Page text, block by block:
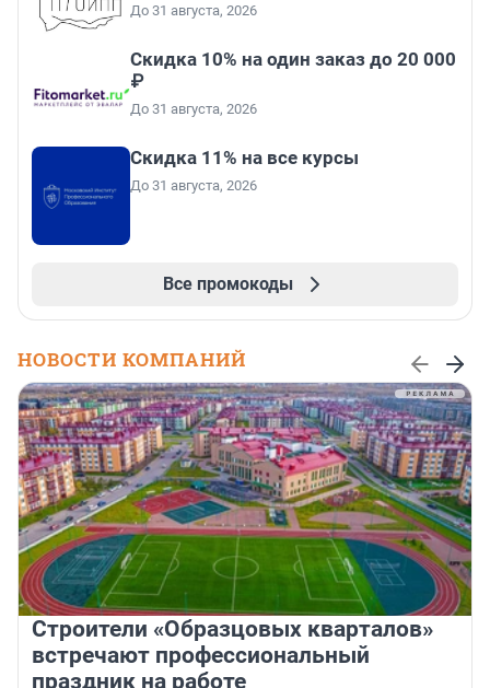
До 31 августа, 2026
Скидка 10% на один заказ до 20 000
₽
До 31 августа, 2026
Скидка 11% на все курсы
До 31 августа, 2026
Все промокоды
НОВОСТИ КОМПАНИЙ
Строители «Образцовых кварталов»
встречают профессиональный
праздник на работе